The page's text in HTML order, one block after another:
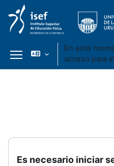
Panel lateral
En este
acceso para
Es necesario iniciar